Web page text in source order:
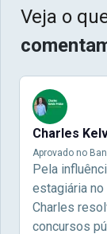
Veja o
Charles
Aprovado no
Pela
estagiária
Charles
concursos